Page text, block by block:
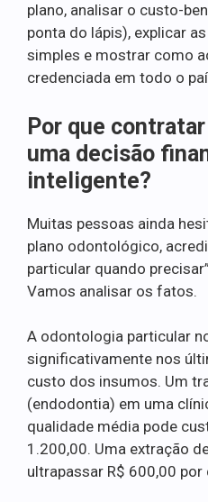
plano, analisar o custo-
ponta do lápis), explicar
simples e mostrar como
credenciada em todo o
Por que
uma decisão
inteligente?
Muitas pessoas ainda
plano odontológico,
particular quando
Vamos analisar os fatos.
A odontologia particular
significativamente nos
custo dos insumos. Um
(endodontia) em uma
qualidade média pode
1.200,00. Uma extração
ultrapassar R$ 600,00 por